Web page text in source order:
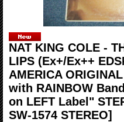
NAT KING COLE -
LIPS (Ex+/Ex++
AMERICA
with RAINBOW
on LEFT Label"
SW-1574 STEREO]